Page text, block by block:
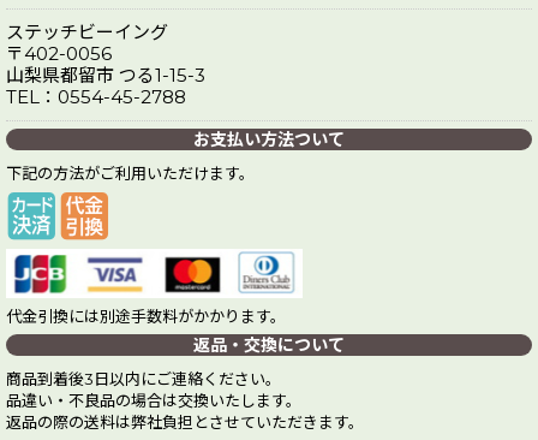
ステッチビーイング
〒402-0056
山梨県都留市 つる1-15-3
TEL：0554-45-2788
お支払い方法ついて
下記の方法がご利用いただけます。
代金引換には別途手数料がかかります。
返品・交換について
商品到着後3日以内にご連絡ください。
品違い・不良品の場合は交換いたします。
返品の際の送料は弊社負担とさせていただきます。